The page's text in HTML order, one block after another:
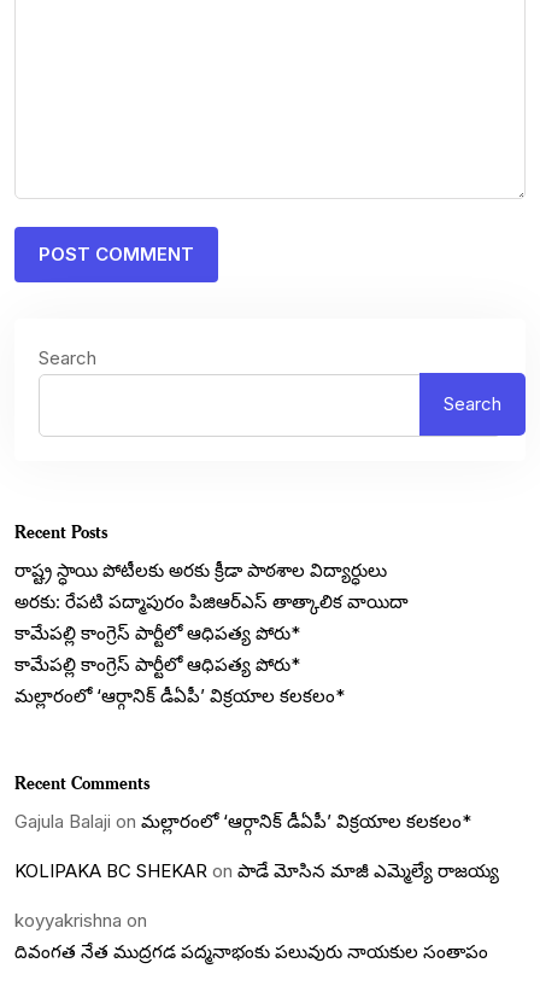
Search
Search
Recent Posts
రాష్ట్ర స్ధాయి పోటీలకు అరకు క్రీడా పాఠశాల విద్యార్ధులు
అరకు: రేపటి పద్మాపురం పిజిఆర్ఎస్ తాత్కాలిక వాయిదా
కామేపల్లి కాంగ్రెస్ పార్టీలో ఆధిపత్య పోరు*
కామేపల్లి కాంగ్రెస్ పార్టీలో ఆధిపత్య పోరు*
మల్లారంలో ‘ఆర్గానిక్ డీఏపీ’ విక్రయాల కలకలం*
Recent Comments
Gajula Balaji on మల్లారంలో ‘ఆర్గానిక్ డీఏపీ’ విక్రయాల కలకలం*
KOLIPAKA BC SHEKAR on పాడే మోసిన మాజీ ఎమ్మెల్యే రాజయ్య
koyyakrishna on
దివంగత నేత ముద్రగడ పద్మనాభంకు పలువురు నాయకుల సంతాపం